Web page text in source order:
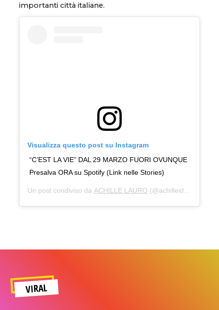
importanti città italiane.
Visualizza questo post su Instagram
“C’EST LA VIE” DAL 29 MARZO FUORI OVUNQUE
Presalva ORA su Spotify (Link nelle Stories)
Un post condiviso da ACHILLE LAURO (@achilleidol) in data:
VIRAL